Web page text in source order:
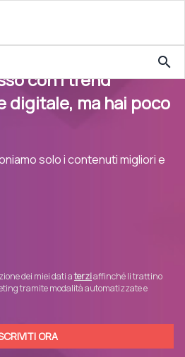
search
con i trend
digitale, ma hai poco
solo i contenuti migliori e
dei miei dati aterziaffinché li trattino
tramite modalità automatizzate e